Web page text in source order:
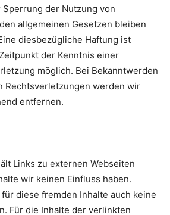
der Nutzung von
allgemeinen Gesetzen bleiben
diesbezügliche Haftung ist
der Kenntnis einer
möglich. Bei Bekanntwerden
Rechtsverletzungen werden wir
entfernen.
Links zu externen Webseiten
wir keinen Einfluss haben.
diese fremden Inhalte auch keine
Für die Inhalte der verlinkten